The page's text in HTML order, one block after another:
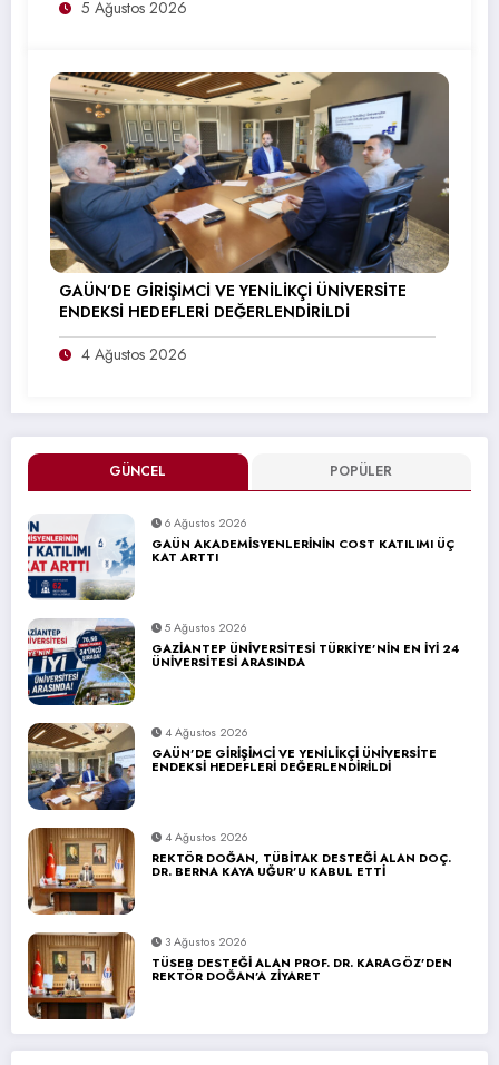
GÜNCEL POPÜLER
6 Ağustos 2026
GAÜN AKADEMİSYENLERİNİN COST KATILIMI ÜÇ
KAT ARTTI
5 Ağustos 2026
GAZİANTEP ÜNİVERSİTESİ TÜRKİYE’NİN EN İYİ 24
ÜNİVERSİTESİ ARASINDA
4 Ağustos 2026
GAÜN’DE GİRİŞİMCİ VE YENİLİKÇİ ÜNİVERSİTE
ENDEKSİ HEDEFLERİ DEĞERLENDİRİLDİ
4 Ağustos 2026
REKTÖR DOĞAN, TÜBİTAK DESTEĞİ ALAN DOÇ.
DR. BERNA KAYA UĞUR’U KABUL ETTİ
3 Ağustos 2026
TÜSEB DESTEĞİ ALAN PROF. DR. KARAGÖZ’DEN
REKTÖR DOĞAN’A ZİYARET
5 Ağustos 2026
GAÜN’DE GİRİŞİMCİ VE YENİLİKÇİ ÜNİVERSİTE
ENDEKSİ HEDEFLERİ DEĞERLENDİRİLDİ
4 Ağustos 2026